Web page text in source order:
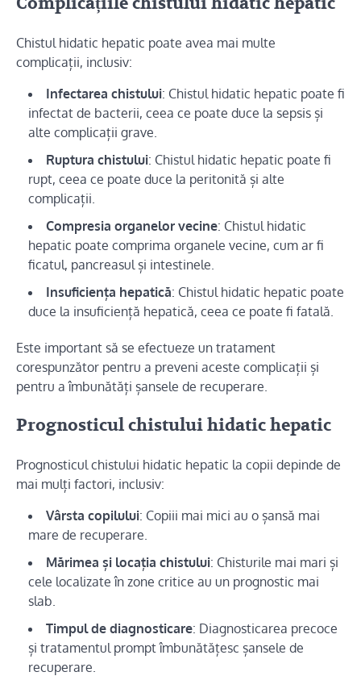
Chistul hidatic hepatic poate avea mai multe
complicații, inclusiv:
Infectarea chistului: Chistul hidatic hepatic poate fi
infectat de bacterii, ceea ce poate duce la sepsis și
alte complicații grave.
Ruptura chistului: Chistul hidatic hepatic poate fi
rupt, ceea ce poate duce la peritonită și alte
complicații.
Compresia organelor vecine: Chistul hidatic
hepatic poate comprima organele vecine, cum ar fi
ficatul, pancreasul și intestinele.
Insuficiența hepatică: Chistul hidatic hepatic poate
duce la insuficiență hepatică, ceea ce poate fi fatală.
Este important să se efectueze un tratament
corespunzător pentru a preveni aceste complicații și
pentru a îmbunătăți șansele de recuperare.
Prognosticul chistului hidatic hepatic
Prognosticul chistului hidatic hepatic la copii depinde de
mai mulți factori, inclusiv:
Vârsta copilului: Copiii mai mici au o șansă mai
mare de recuperare.
Mărimea și locația chistului: Chisturile mai mari și
cele localizate în zone critice au un prognostic mai
slab.
Timpul de diagnosticare: Diagnosticarea precoce
și tratamentul prompt îmbunătățesc șansele de
recuperare.